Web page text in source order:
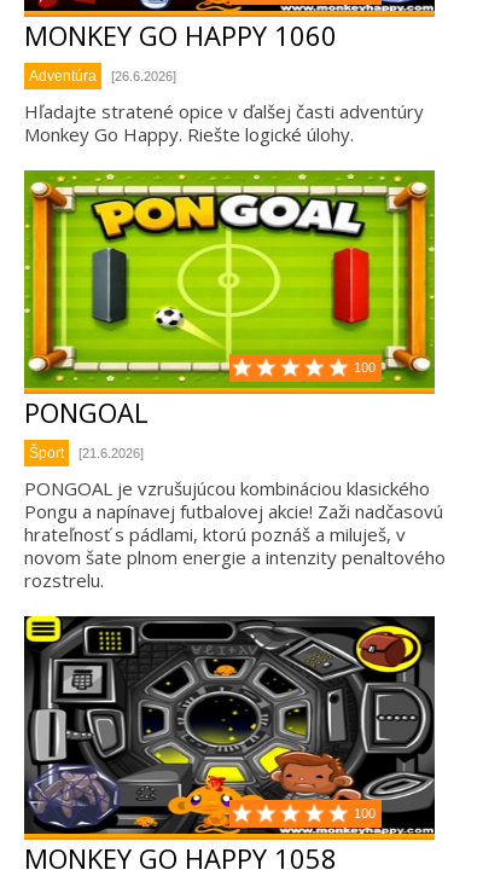
MONKEY GO HAPPY 1060
Adventúra [26.6.2026]
Hľadajte stratené opice v ďalšej časti adventúry
Monkey Go Happy. Riešte logické úlohy.
100
PONGOAL
Šport [21.6.2026]
PONGOAL je vzrušujúcou kombináciou klasického
Pongu a napínavej futbalovej akcie! Zaži nadčasovú
hrateľnosť s pádlami, ktorú poznáš a miluješ, v
novom šate plnom energie a intenzity penaltového
rozstrelu.
100
MONKEY GO HAPPY 1058